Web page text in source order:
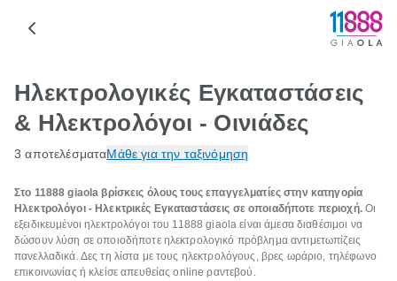
Ηλεκτρολογικές Εγκαταστάσεις
& Ηλεκτρολόγοι - Οινιάδες
3 αποτελέσματαΜάθε για την ταξινόμηση
Στο 11888 giaola βρίσκεις όλους τους επαγγελματίες στην κατηγορία
Ηλεκτρολόγοι - Ηλεκτρικές Εγκαταστάσεις σε οποιαδήποτε περιοχή.Οι
εξειδικευμένοι ηλεκτρολόγοι του 11888 giaola είναι άμεσα διαθέσιμοι να
δώσουν λύση σε οποιοδήποτε ηλεκτρολογικό πρόβλημα αντιμετωπίζεις
πανελλαδικά. Δες τη λίστα με τους ηλεκτρολόγους, βρες ωράριο, τηλέφωνο
επικοινωνίας ή κλείσε απευθείας online ραντεβού.